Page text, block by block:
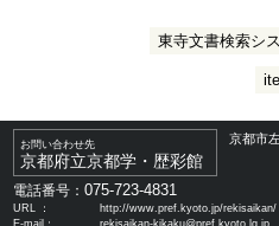
東寺文書検索シ
お問い合わせ先
京都府立京都学・歴彩館
京都市
電話番号：075-723-4831
URL ：
http://www.pref.kyoto.jp/rekisaikan/
E-mail：
rekisaikan-kikaku@pref.kyoto.lg.jp